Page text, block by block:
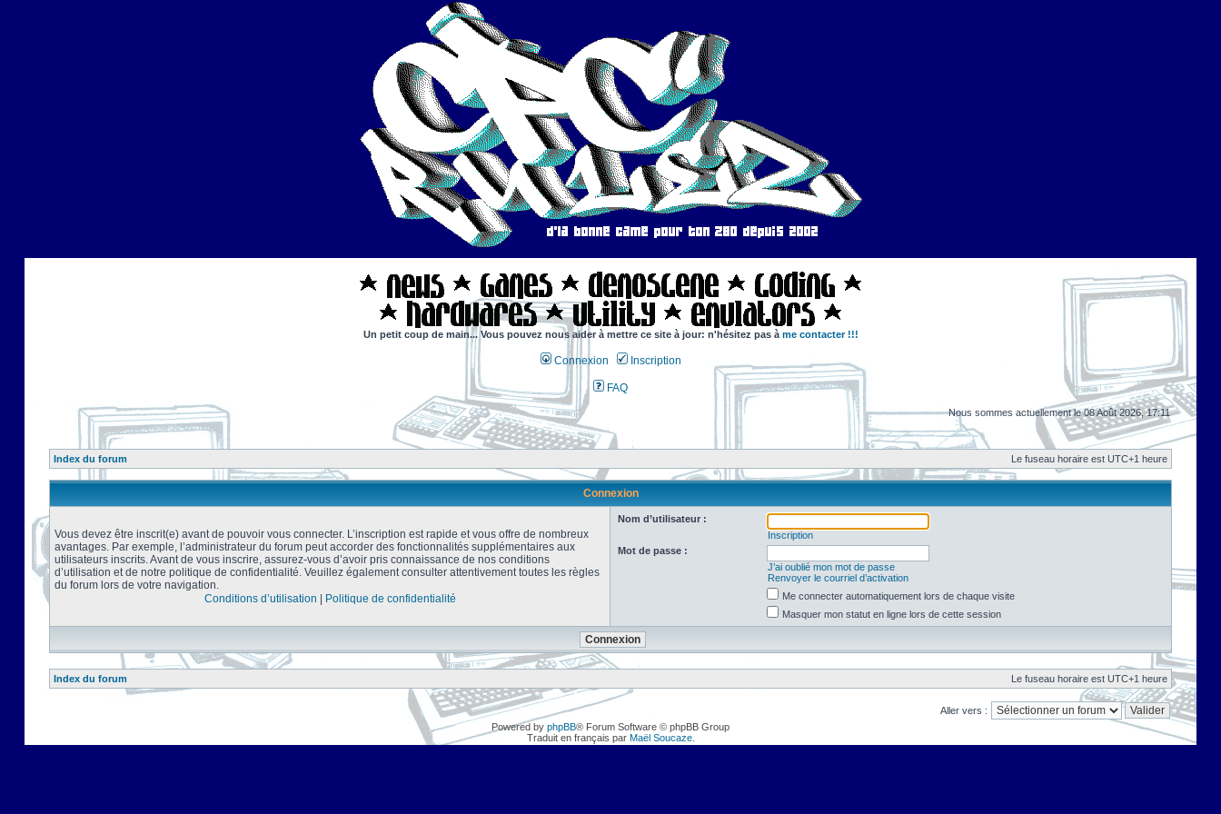
Un petit coup de main... Vous pouvez nous aider à mettre ce site à jour: n'hésitez pas à me contacter !!!
Connexion Inscription
FAQ
Nous sommes actuellement le 08 Août 2026, 17:11
Index du forum Le fuseau horaire est UTC+1 heure
Connexion
Vous devez être inscrit(e) avant de pouvoir vous connecter. L’inscription est rapide et vous offre de nombreux
avantages. Par exemple, l’administrateur du forum peut accorder des fonctionnalités supplémentaires aux
utilisateurs inscrits. Avant de vous inscrire, assurez-vous d’avoir pris connaissance de nos conditions
d’utilisation et de notre politique de confidentialité. Veuillez également consulter attentivement toutes les règles
du forum lors de votre navigation.
Conditions d’utilisation
Politique de confidentialité
Nom d’utilisateur :
Inscription
Mot de passe :
J’ai oublié mon mot de passe
Renvoyer le courriel d’activation
Me connecter automatiquement lors de chaque visite
Masquer mon statut en ligne lors de cette session
Index du forum Le fuseau horaire est UTC+1 heure
Aller vers :
Powered by phpBB® Forum Software © phpBB Group
Traduit en français par Maël Soucaze.